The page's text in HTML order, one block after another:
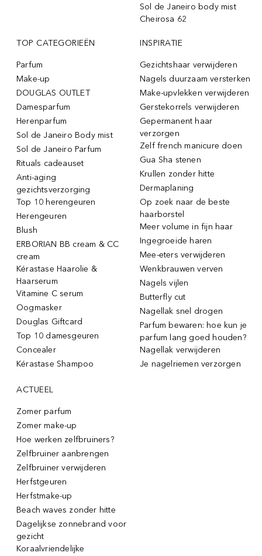
Sol de Janeiro body mist
Cheirosa 62
TOP CATEGORIEËN
Parfum
Make-up
DOUGLAS OUTLET
Damesparfum
Herenparfum
Sol de Janeiro Body mist
Sol de Janeiro Parfum
Rituals cadeauset
Anti-aging
gezichtsverzorging
Top 10 herengeuren
Herengeuren
Blush
ERBORIAN BB cream & CC
cream
Kérastase Haarolie &
Haarserum
Vitamine C serum
Oogmasker
Douglas Giftcard
Top 10 damesgeuren
Concealer
Kérastase Shampoo
INSPIRATIE
Gezichtshaar verwijderen
Nagels duurzaam versterken
Make-upvlekken verwijderen
Gerstekorrels verwijderen
Gepermanent haar
verzorgen
Zelf french manicure doen
Gua Sha stenen
Krullen zonder hitte
Dermaplaning
Op zoek naar de beste
haarborstel
Meer volume in fijn haar
Ingegroeide haren
Mee-eters verwijderen
Wenkbrauwen verven
Nagels vijlen
Butterfly cut
Nagellak snel drogen
Parfum bewaren: hoe kun je
parfum lang goed houden?
Nagellak verwijderen
Je nagelriemen verzorgen
ACTUEEL
Zomer parfum
Zomer make-up
Hoe werken zelfbruiners?
Zelfbruiner aanbrengen
Zelfbruiner verwijderen
Herfstgeuren
Herfstmake-up
Beach waves zonder hitte
Dagelijkse zonnebrand voor
gezicht
Koraalvriendelijke